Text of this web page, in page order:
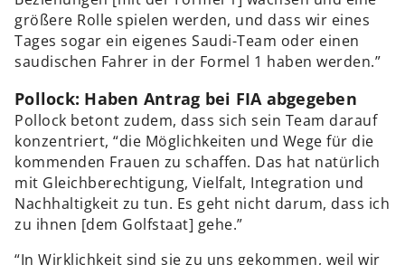
größere Rolle spielen werden, und dass wir eines
Tages sogar ein eigenes Saudi-Team oder einen
saudischen Fahrer in der Formel 1 haben werden.”
Pollock: Haben Antrag bei FIA abgegeben
Pollock betont zudem, dass sich sein Team darauf
konzentriert, “die Möglichkeiten und Wege für die
kommenden Frauen zu schaffen. Das hat natürlich
mit Gleichberechtigung, Vielfalt, Integration und
Nachhaltigkeit zu tun. Es geht nicht darum, dass ich
zu ihnen [dem Golfstaat] gehe.”
“In Wirklichkeit sind sie zu uns gekommen, weil wir